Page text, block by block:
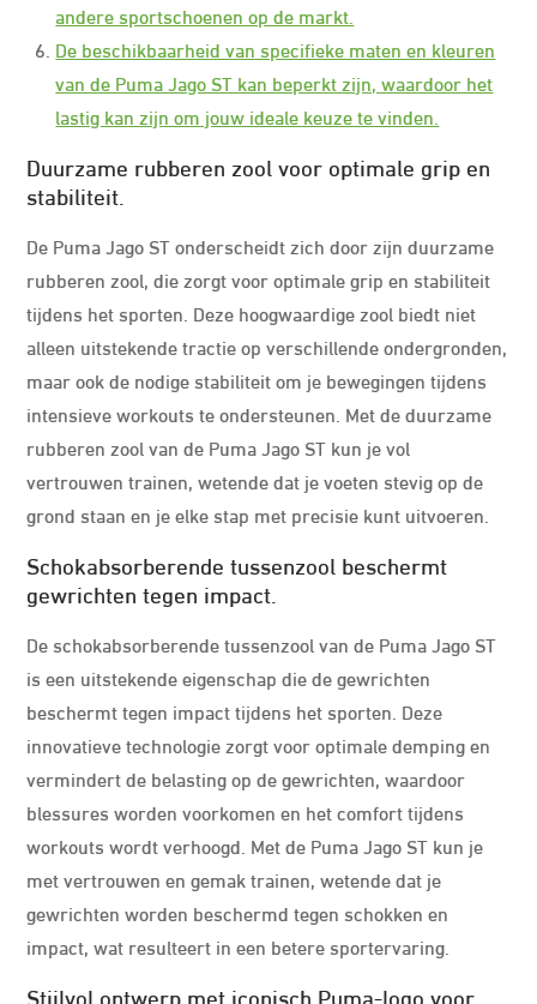
andere sportschoenen op de markt.
De beschikbaarheid van specifieke maten en kleuren
van de Puma Jago ST kan beperkt zijn, waardoor het
lastig kan zijn om jouw ideale keuze te vinden.
Duurzame rubberen zool voor optimale grip en
stabiliteit.
De Puma Jago ST onderscheidt zich door zijn duurzame
rubberen zool, die zorgt voor optimale grip en stabiliteit
tijdens het sporten. Deze hoogwaardige zool biedt niet
alleen uitstekende tractie op verschillende ondergronden,
maar ook de nodige stabiliteit om je bewegingen tijdens
intensieve workouts te ondersteunen. Met de duurzame
rubberen zool van de Puma Jago ST kun je vol
vertrouwen trainen, wetende dat je voeten stevig op de
grond staan en je elke stap met precisie kunt uitvoeren.
Schokabsorberende tussenzool beschermt
gewrichten tegen impact.
De schokabsorberende tussenzool van de Puma Jago ST
is een uitstekende eigenschap die de gewrichten
beschermt tegen impact tijdens het sporten. Deze
innovatieve technologie zorgt voor optimale demping en
vermindert de belasting op de gewrichten, waardoor
blessures worden voorkomen en het comfort tijdens
workouts wordt verhoogd. Met de Puma Jago ST kun je
met vertrouwen en gemak trainen, wetende dat je
gewrichten worden beschermd tegen schokken en
impact, wat resulteert in een betere sportervaring.
Stijlvol ontwerp met iconisch Puma-logo voor